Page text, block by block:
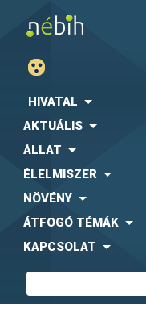
HIVATAL
AKTUÁLIS
ÁLLAT
ÉLELMISZER
NÖVÉNY
ÁTFOGÓ TÉMÁK
KAPCSOLAT